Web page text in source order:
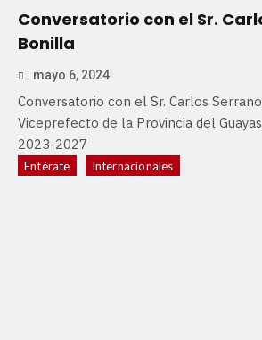
Conversatorio con el Sr.
Bonilla
mayo 6, 2024
Conversatorio con el Sr. Carlos
Viceprefecto de la Provincia del
2023-2027
Entérate Internacionales